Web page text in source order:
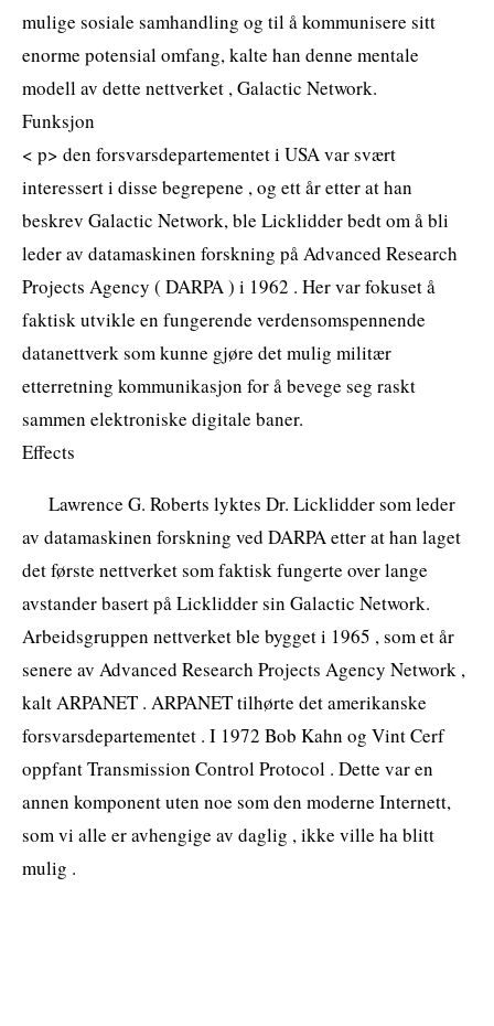
mulige sosiale samhandling og til å kommunisere sitt
enorme potensial omfang, kalte han denne mentale
modell av dette nettverket , Galactic Network.
Funksjon
< p> den forsvarsdepartementet i USA var svært
interessert i disse begrepene , og ett år etter at han
beskrev Galactic Network, ble Licklidder bedt om å bli
leder av datamaskinen forskning på Advanced Research
Projects Agency ( DARPA ) i 1962 . Her var fokuset å
faktisk utvikle en fungerende verdensomspennende
datanettverk som kunne gjøre det mulig militær
etterretning kommunikasjon for å bevege seg raskt
sammen elektroniske digitale baner.
Effects
Lawrence G. Roberts lyktes Dr. Licklidder som leder
av datamaskinen forskning ved DARPA etter at han laget
det første nettverket som faktisk fungerte over lange
avstander basert på Licklidder sin Galactic Network.
Arbeidsgruppen nettverket ble bygget i 1965 , som et år
senere av Advanced Research Projects Agency Network ,
kalt ARPANET . ARPANET tilhørte det amerikanske
forsvarsdepartementet . I 1972 Bob Kahn og Vint Cerf
oppfant Transmission Control Protocol . Dette var en
annen komponent uten noe som den moderne Internett,
som vi alle er avhengige av daglig , ikke ville ha blitt
mulig .